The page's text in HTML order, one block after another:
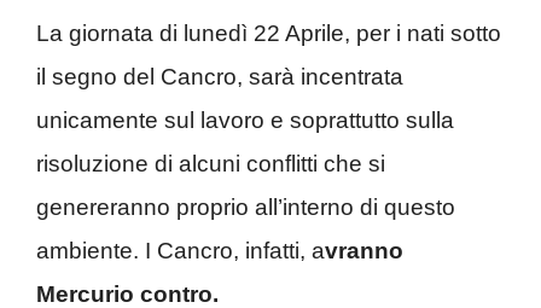
La giornata di lunedì 22 Aprile, per i nati sotto
il segno del Cancro, sarà incentrata
unicamente sul lavoro e soprattutto sulla
risoluzione di alcuni conflitti che si
genereranno proprio all’interno di questo
ambiente. I Cancro, infatti, avranno
Mercurio contro.